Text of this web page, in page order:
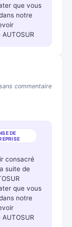
que vous
notre
commentaire
DE
consacré
suite de
que vous
notre